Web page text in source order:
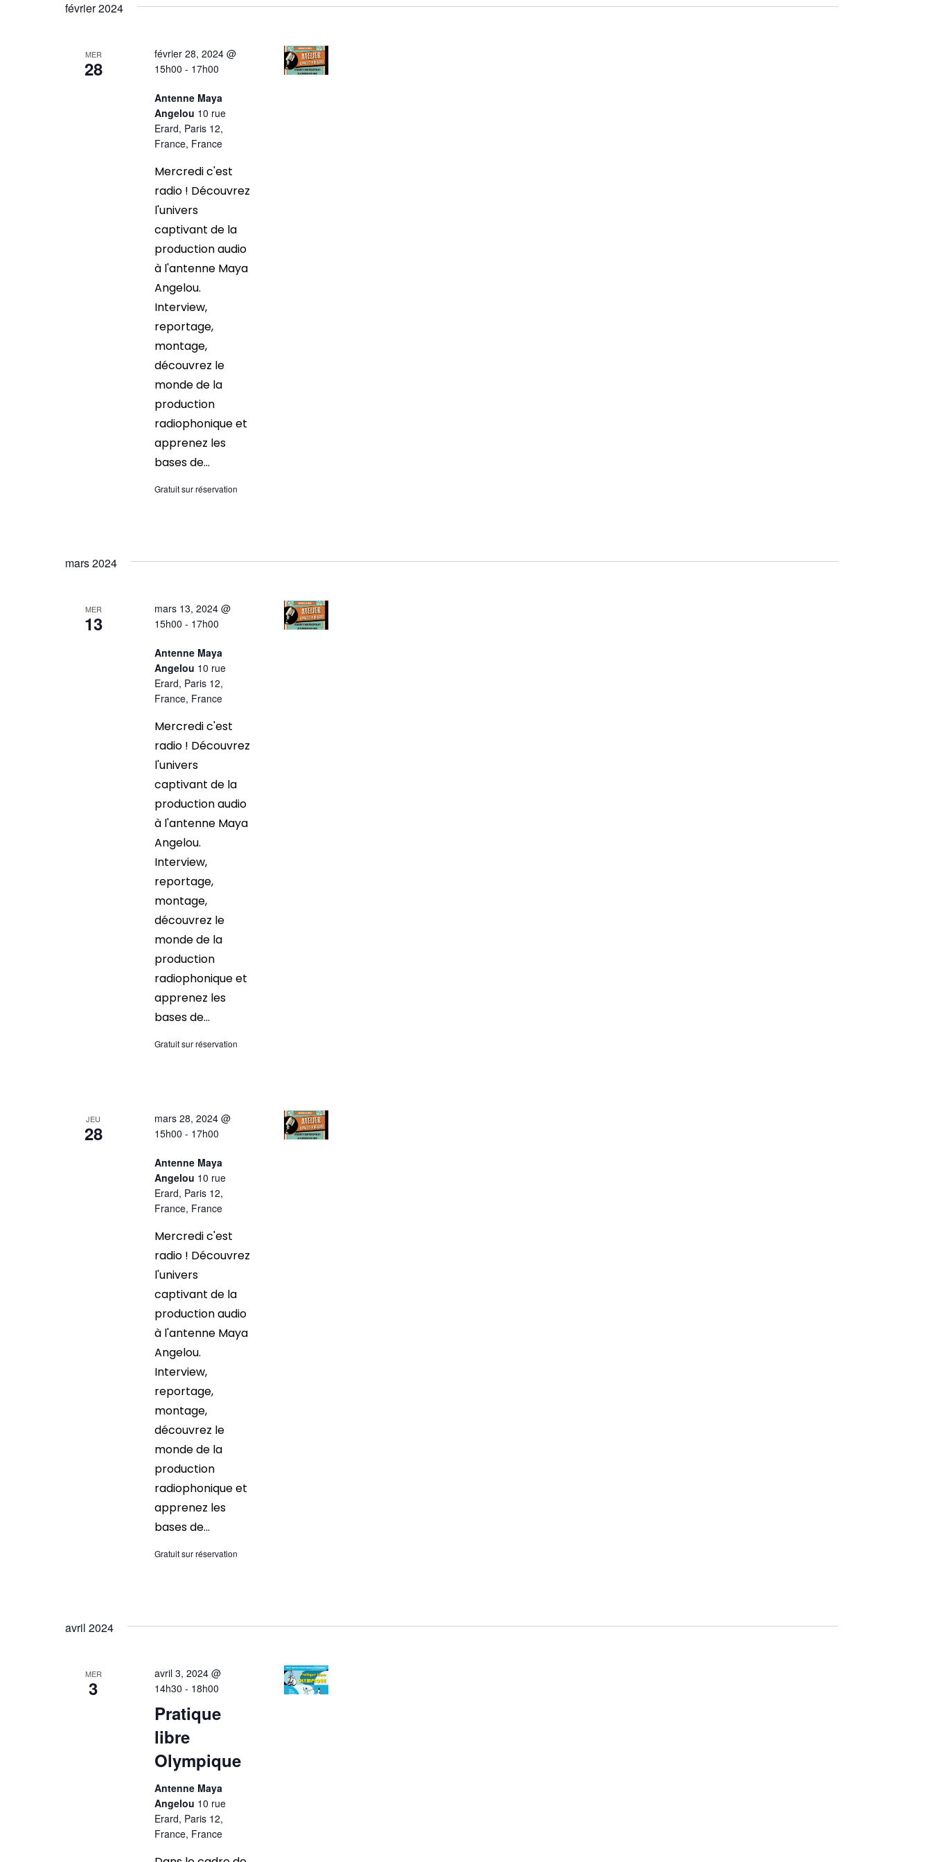
mot-
février 2024
MER
28
février 28, 2024 @
15h00 - 17h00
Antenne Maya
Angelou 10 rue
Erard, Paris 12,
France, France
Mercredi c'est
radio ! Découvrez
l'univers
captivant de la
production audio
à l'antenne Maya
Angelou.
Interview,
reportage,
montage,
découvrez le
monde de la
production
radiophonique et
apprenez les
bases de...
Gratuit sur réservation
mars 2024
MER
13
mars 13, 2024 @
15h00 - 17h00
Antenne Maya
Angelou 10 rue
Erard, Paris 12,
France, France
Mercredi c'est
radio ! Découvrez
l'univers
captivant de la
production audio
à l'antenne Maya
Angelou.
Interview,
reportage,
montage,
découvrez le
monde de la
production
radiophonique et
apprenez les
bases de...
Gratuit sur réservation
JEU
28
mars 28, 2024 @
15h00 - 17h00
Antenne Maya
Angelou 10 rue
Erard, Paris 12,
France, France
Mercredi c'est
radio ! Découvrez
l'univers
captivant de la
production audio
à l'antenne Maya
Angelou.
Interview,
reportage,
montage,
découvrez le
monde de la
production
radiophonique et
apprenez les
bases de...
Gratuit sur réservation
avril 2024
MER
3
Pratique
libre
Olympique
avril 3, 2024 @
14h30 - 18h00
Antenne Maya
Angelou 10 rue
Erard, Paris 12,
France, France